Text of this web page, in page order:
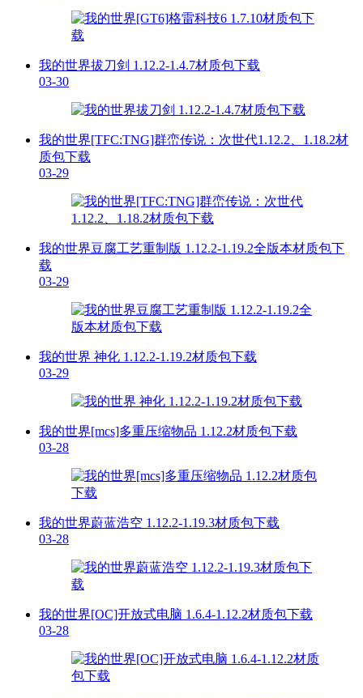
我的世界拔刀剑 1.12.2-1.4.7材质包下载
03-30
我的世界[TFC:TNG]群峦传说：次世代1.12.2、1.18.2材
质包下载
03-29
我的世界豆腐工艺重制版 1.12.2-1.19.2全版本材质包下
载
03-29
我的世界 神化 1.12.2-1.19.2材质包下载
03-29
我的世界[mcs]多重压缩物品 1.12.2材质包下载
03-28
我的世界蔚蓝浩空 1.12.2-1.19.3材质包下载
03-28
我的世界[OC]开放式电脑 1.6.4-1.12.2材质包下载
03-28